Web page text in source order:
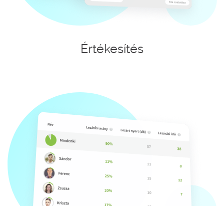
Értékesítés